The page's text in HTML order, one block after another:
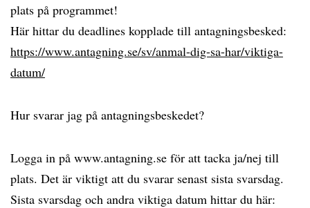
plats på programmet!
Här hittar du deadlines kopplade till antagningsbesked:
https://www.antagning.se/sv/anmal-dig-sa-har/viktiga-
datum/
Hur svarar jag på antagningsbeskedet?
Logga in på www.antagning.se för att tacka ja/nej till
plats. Det är viktigt att du svarar senast sista svarsdag.
Sista svarsdag och andra viktiga datum hittar du här: